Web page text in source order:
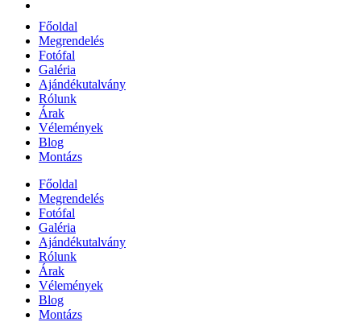
Főoldal
Megrendelés
Fotófal
Galéria
Ajándékutalvány
Rólunk
Árak
Vélemények
Blog
Montázs
Főoldal
Megrendelés
Fotófal
Galéria
Ajándékutalvány
Rólunk
Árak
Vélemények
Blog
Montázs